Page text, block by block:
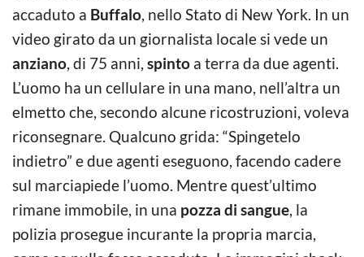
accaduto a Buffalo, nello Stato di New York. In un
video girato da un giornalista locale si vede un
anziano, di 75 anni, spinto a terra da due agenti.
L’uomo ha un cellulare in una mano, nell’altra un
elmetto che, secondo alcune ricostruzioni, voleva
riconsegnare. Qualcuno grida: “Spingetelo
indietro” e due agenti eseguono, facendo cadere
sul marciapiede l’uomo. Mentre quest’ultimo
rimane immobile, in una pozza di sangue, la
polizia prosegue incurante la propria marcia,